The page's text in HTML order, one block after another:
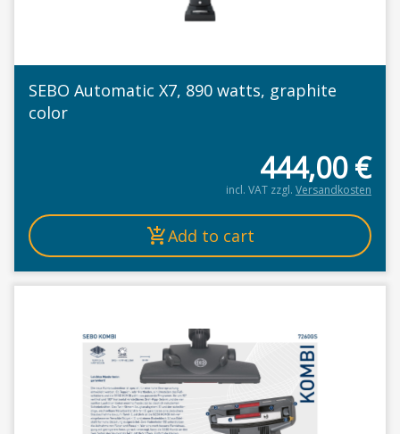
SEBO Automatic X7, 890 watts, graphite
color
444,00€
incl. VAT zzgl. Versandkosten
Add to cart